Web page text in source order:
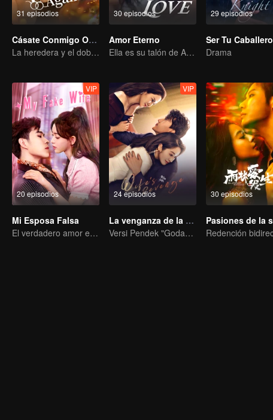
31 episodios
Cásate Conmigo Otra Vez
La heredera y el doble de su difunto marido
30 episodios
Amor Eterno
Ella es su talón de Aquiles y su armadura.
29 episodios
Ser Tu Caballero
Drama
20 episodios
VIP
Mi Esposa Falsa
El verdadero amor engendrado en el matrimonio sustituto
24 episodios
VIP
La venganza de la esposa
Versi Pendek "Godaan Pulang"
30 episodios